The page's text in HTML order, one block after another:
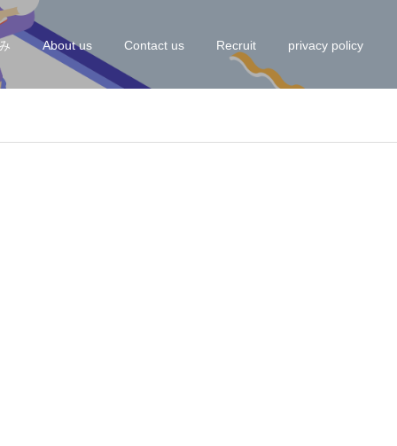
About us Contact us Recruit privacy policy